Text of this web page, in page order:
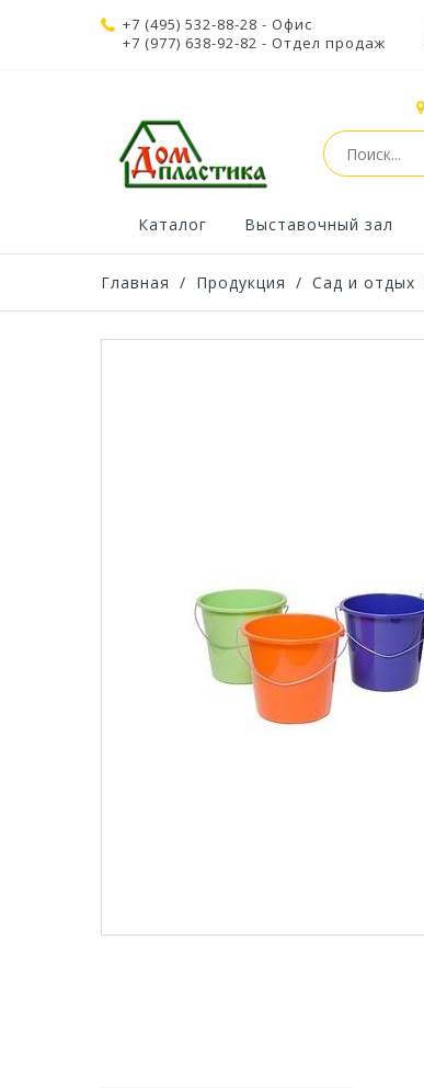
+7 (495) 532-88-28 - Офис
+7 (977) 638-92-82 - Отдел продаж
Каталог Выставочный зал
Главная / Продукция / Сад и отдых